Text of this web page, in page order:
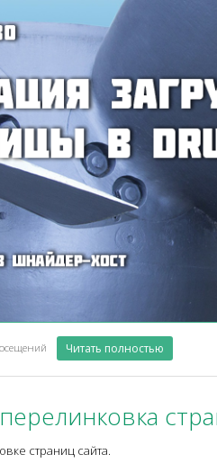
Читать полностью
страниц сайта.